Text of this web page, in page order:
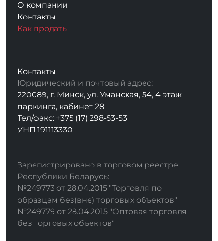
О компании
Контакты
Как продать
Контакты
Юридический и почтовый адрес:
220089, г. Минск, ул. Уманская, 54, 4 этаж
паркинга, кабинет 28
Тел/факс: +375 (17) 298-53-53
УНП 191113330
Зарегистрировано в торговом реестре
Республики Беларусь:
№249773 от 28.04.2015 "Торговля по
образцам без(вне) торговых объектов"
№249779 от 28.04.2015 "Оптовая торговля
без торговых объектов"